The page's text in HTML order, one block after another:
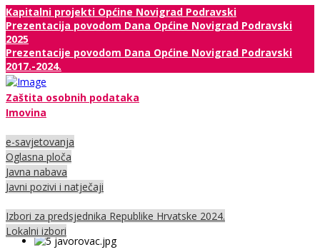
Kapitalni projekti Općine Novigrad Podravski
Prezentacija povodom Dana Općine Novigrad Podravski
2025
Prezentacije povodom Dana Općine Novigrad Podravski
2017.-2024.
Zaštita osobnih podataka
Imovina
e-savjetovanja
Oglasna ploča
Javna nabava
Javni pozivi i natječaji
Izbori za predsjednika Republike Hrvatske 2024.
Lokalni izbori